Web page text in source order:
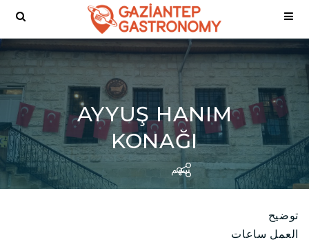
AYYUŞ HANIM
KONAĞI
سهم
توضيح
العمل ساعات